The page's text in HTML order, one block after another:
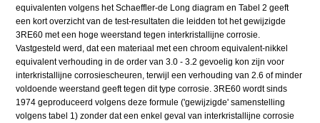
equivalenten volgens het Schaeffler-de Long diagram en Tabel 2 geeft
een kort overzicht van de test-resultaten die leidden tot het gewijzigde
3RE60 met een hoge weerstand tegen interkristallijne corrosie.
Vastgesteld werd, dat een materiaal met een chroom equivalent-nikkel
equivalent verhouding in de order van 3.0 - 3.2 gevoelig kon zijn voor
interkristallijne corrosiescheuren, terwijl een verhouding van 2.6 of minder
voldoende weerstand geeft tegen dit type corrosie. 3RE60 wordt sinds
1974 geproduceerd volgens deze formule ('gewijzigde' samenstelling
volgens tabel 1) zonder dat een enkel geval van interkristallijne corrosie